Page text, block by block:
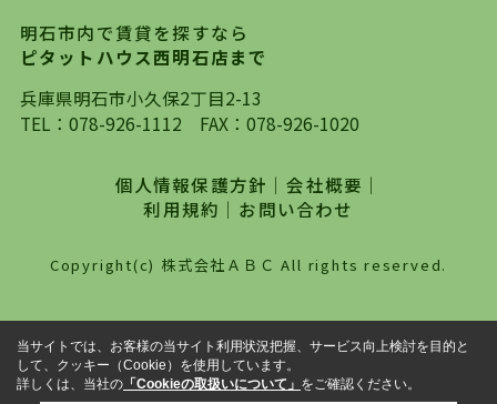
自身でインターネットを利用し、理想のお部屋を
探していただき、選択していただいた物件情報に
対して、専門知識を持ったスタッフがサポートさ
せていただくスタイルを心がけております。私た
は、一度だけでは終わらない、お客様との末長い
お付き合いです。初めての一人暮らしから、就
職・ご結婚・売買物件の購入、などなど一生涯に
わたる、良きアドバイザーとして、地域に密着し
た営業スタイルで様々なお役立ちができればと強
わせください。
明石市内で賃貸を探すなら
ピタットハウス西明石店まで
兵庫県明石市小久保2丁目2-13
TEL： 078-926-1112 FAX：078-926-1020
個人情報保護方針 ｜会社概要 ｜
利用規約 ｜ お問い合わせ
Copyright(c) 株式会社ＡＢＣ All rights reserved.
当サイトでは、お客様の当サイト利用状況把握、サービス向上検討を目的と
して、クッキー（Cookie）を使用しています。
詳しくは、当社の 「Cookieの取扱いについて」 をご確認ください。